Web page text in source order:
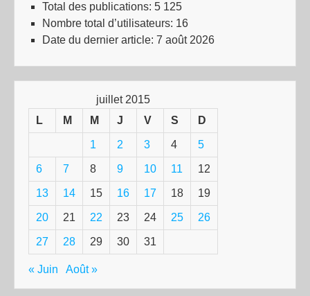
Total des publications: 5 125
Nombre total d’utilisateurs: 16
Date du dernier article: 7 août 2026
juillet 2015
L
M M J V S D
1 2 3 4 5
6 7 8 9 10 11 12
13 14 15 16 17 18 19
20 21 22 23 24 25 26
27 28 29 30 31
« Juin Août »